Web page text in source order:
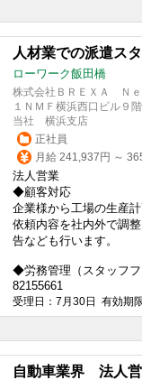
人材業での派遣ス
ローワーク飯田橋
株式会社ＢＲＥＸＡ Ｎｅ
１ＮＭＦ横浜西口ビル９階
当社 横浜支店
正社員
月給 241,937円 ～
法人営業
◆顧客対応
企業様から工場の生産
依頼内容を社内外で調
告なども行います。
◆労務管理（スタッフ
82155661
受理日：7月30日 有効期
自動車業界 法人営